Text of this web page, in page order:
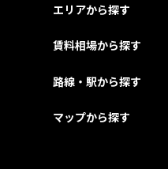
エリアから探す
賃料相場から探す
路線・駅から探す
マップから探す